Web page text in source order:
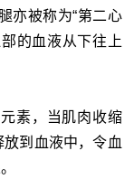
亦被称为“第二心
的血液从下往上
素，当肌肉收缩
到血液中，令血